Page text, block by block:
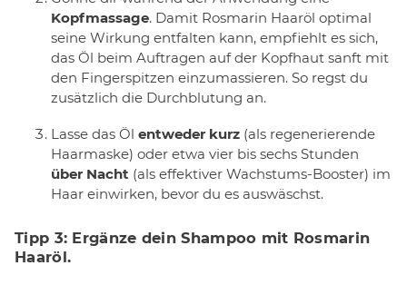
Kopfmassage. Damit Rosmarin Haaröl optimal
seine Wirkung entfalten kann, empfiehlt es sich,
das Öl beim Auftragen auf der Kopfhaut sanft mit
den Fingerspitzen einzumassieren. So regst du
zusätzlich die Durchblutung an.
Lasse das Öl entweder kurz (als regenerierende
Haarmaske) oder etwa vier bis sechs Stunden
über Nacht (als effektiver Wachstums-Booster) im
Haar einwirken, bevor du es auswäschst.
Tipp 3: Ergänze dein Shampoo mit Rosmarin
Haaröl.